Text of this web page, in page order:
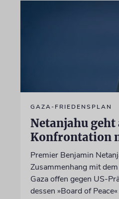
GAZA-FRIEDENSPLAN
Netanjahu geht
Konfrontation
Premier Benjamin
Zusammenhang mit
Gaza offen gegen US-
dessen »Board of